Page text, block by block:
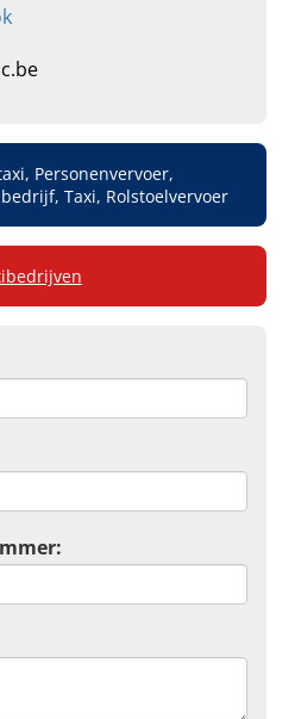
Personenvervoer,
Taxi, Rolstoelvervoer